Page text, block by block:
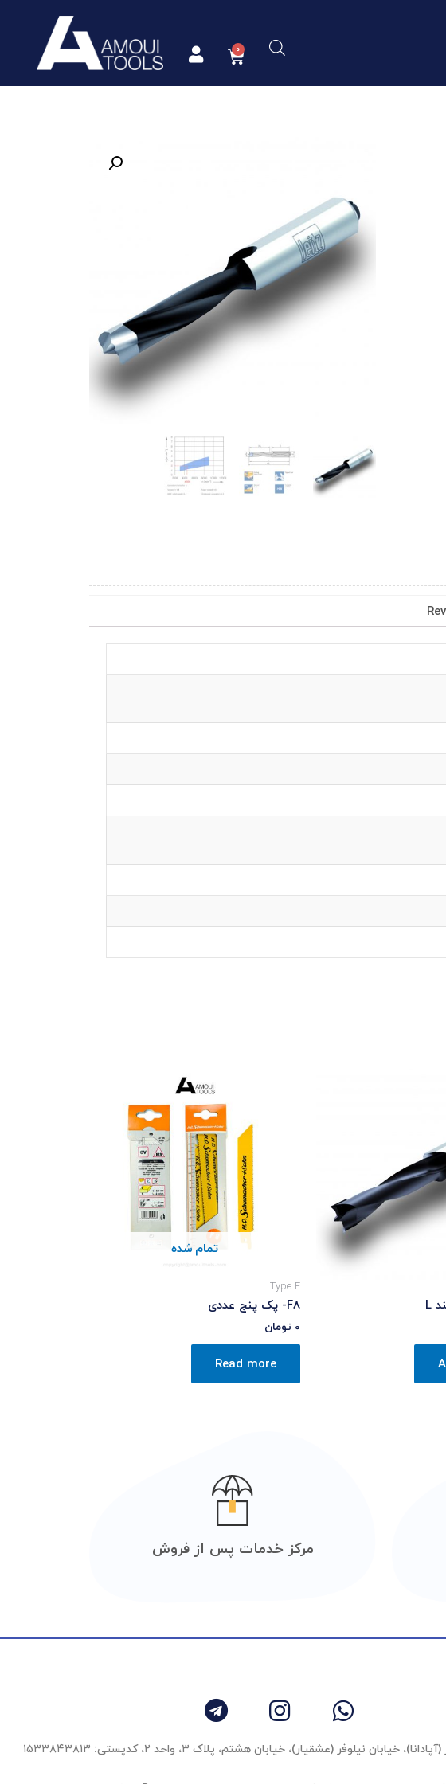
تمام شده
Type F
F8- پک پنج عددی
0 تومان
Read more
مرکز خدمات پس از فروش
خیابان نیلوفر (عشقیار)، خیابان هشتم، پلاک ۳، واحد ٢، کدپستی: ۱۵۳۳۸۴۳۸۱۳